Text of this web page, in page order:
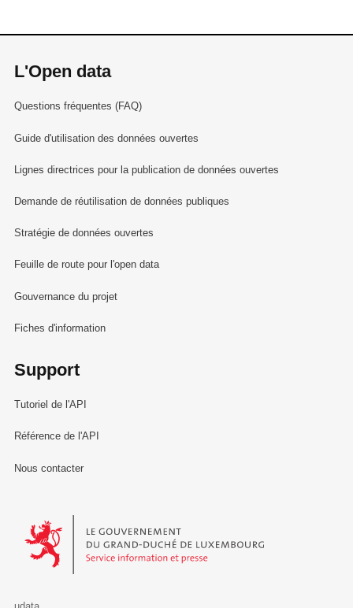
L'Open data
Questions fréquentes (FAQ)
Guide d'utilisation des données ouvertes
Lignes directrices pour la publication de données ouvertes
Demande de réutilisation de données publiques
Stratégie de données ouvertes
Feuille de route pour l'open data
Gouvernance du projet
Fiches d'information
Support
Tutoriel de l'API
Référence de l'API
Nous contacter
Le Gouvernement du Grand-Duché de Luxembourg - Service